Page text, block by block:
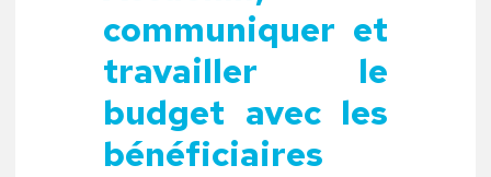
communiquer et
travailler le
budget avec les
bénéficiaires